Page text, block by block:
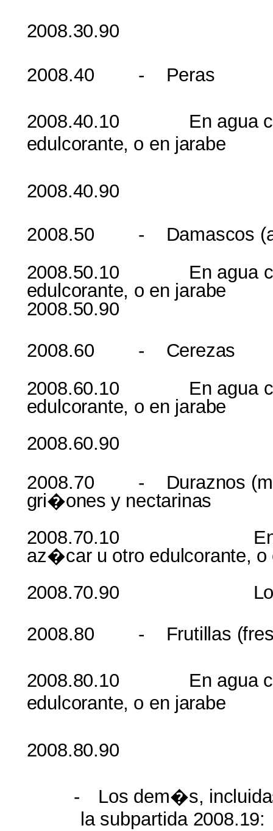
2008.30.90
2008.40 - Peras
2008.40.10 En agua
edulcorante, o en jarabe
2008.40.90
2008.50 - Damascos (
2008.50.10 En agua
edulcorante, o en jarabe
2008.60 - Cerezas
2008.60.10 En agua
edulcorante, o en jarabe
2008.70 - Duraznos (
gri�ones y nectarinas
2008.70.10
az�car u otro edulcorante, o
2008.70.90
2008.80 - Frutillas (
2008.80.10 En agua
edulcorante, o en jarabe
- Los dem�s,
la subpartida 2008.19: